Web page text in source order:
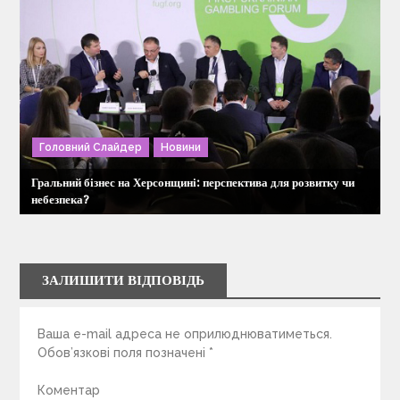
Головний Слайдер Новини
Гральний бізнес на Херсонщині: перспектива для розвитку чи
небезпека?
ЗАЛИШИТИ ВІДПОВІДЬ
Ваша e-mail адреса не оприлюднюватиметься.
Обов’язкові поля позначені *
Коментар